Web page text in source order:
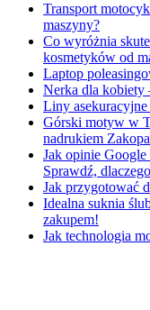
Transport
maszyny?
Co wyróżnia
kosmetyków od
Laptop
Nerka dla kobiety
Liny
Górski motyw w
nadrukiem
Jak opinie
Sprawdź,
Jak przygotować
Idealna suknia
zakupem!
Jak technologia